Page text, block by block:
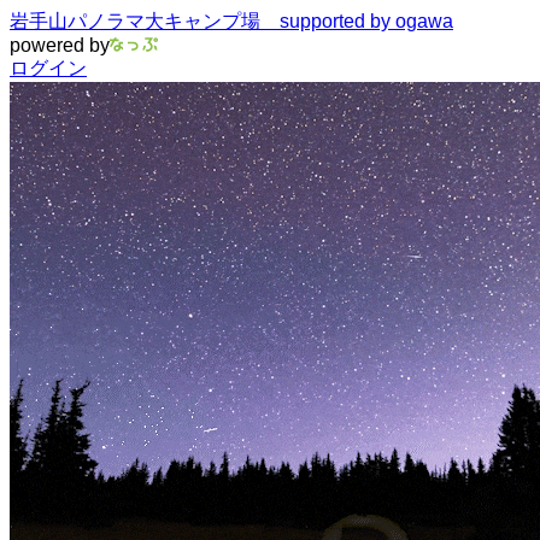
岩手山パノラマ大キャンプ場 supported by ogawa
powered by
ログイン